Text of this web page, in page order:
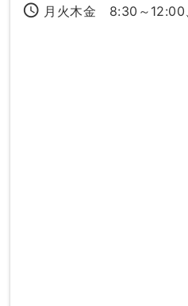
access_time 月火木金 8:30～